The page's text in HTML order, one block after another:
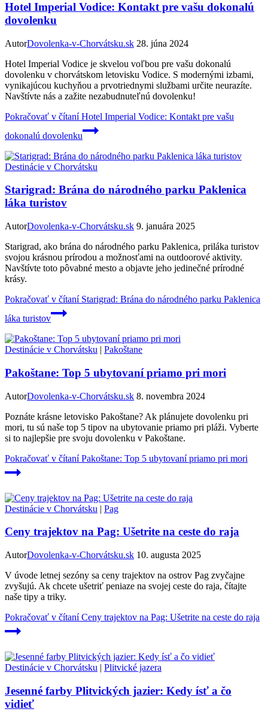
Hotel Imperial Vodice: Kontakt pre vašu dokonalú
dovolenku
AutorDovolenka-v-Chorvátsku.sk 28. júna 2024
Hotel Imperial Vodice je skvelou voľbou pre vašu dokonalú
dovolenku v chorvátskom letovisku Vodice. S modernými izbami,
vynikajúcou kuchyňou a prvotriednymi službami určite neurazíte.
Navštívte nás a zažite nezabudnuteľnú dovolenku!
Pokračovať v čítaníHotel Imperial Vodice: Kontakt pre vašu
dokonalú dovolenku
Destinácie v Chorvátsku
Starigrad: Brána do národného parku Paklenica
láka turistov
AutorDovolenka-v-Chorvátsku.sk 9. januára 2025
Starigrad, ako brána do národného parku Paklenica, priláka turistov
svojou krásnou prírodou a možnosťami na outdoorové aktivity.
Navštívte toto pôvabné mesto a objavte jeho jedinečné prírodné
krásy.
Pokračovať v čítaníStarigrad: Brána do národného parku Paklenica
láka turistov
Destinácie v Chorvátsku | Pakoštane
Pakoštane: Top 5 ubytovaní priamo pri mori
AutorDovolenka-v-Chorvátsku.sk 8. novembra 2024
Poznáte krásne letovisko Pakoštane? Ak plánujete dovolenku pri
mori, tu sú naše top 5 tipov na ubytovanie priamo pri pláži. Vyberte
si to najlepšie pre svoju dovolenku v Pakoštane.
Pokračovať v čítaníPakoštane: Top 5 ubytovaní priamo pri mori
Destinácie v Chorvátsku | Pag
Ceny trajektov na Pag: Ušetrite na ceste do raja
AutorDovolenka-v-Chorvátsku.sk 10. augusta 2025
V úvode letnej sezóny sa ceny trajektov na ostrov Pag zvyčajne
zvyšujú. Ak chcete ušetriť peniaze na svojej ceste do raja, čítajte
naše tipy a triky.
Pokračovať v čítaníCeny trajektov na Pag: Ušetrite na ceste do raja
Destinácie v Chorvátsku | Plitvické jazera
Jesenné farby Plitvických jazier: Kedy ísť a čo
vidieť